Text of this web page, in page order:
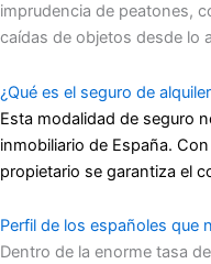
imprudencia de peatones,
caídas de objetos desde lo
¿Qué es el seguro de
Esta modalidad de seguro
inmobiliario de España.
propietario se garantiza el
Perfil de los españoles que
Dentro de la enorme tasa